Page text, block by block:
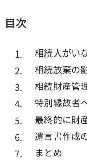
目次
相続人がい
相続放棄の
相続財産管
特別縁故者
最終的に財
遺言書作成
まとめ